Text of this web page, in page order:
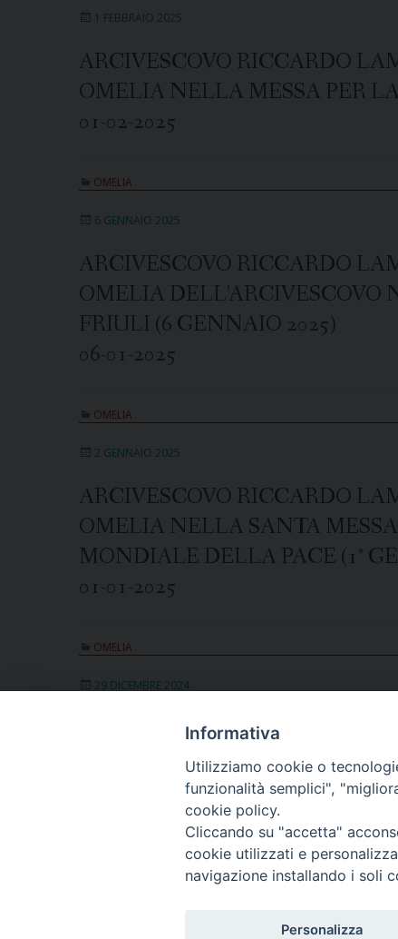
1 FEBBRAIO 2025
ARCIVESCOVO RICCARDO
OMELIA NELLA MESSA PER
01-02-2025
OMELIA
6 GENNAIO 2025
ARCIVESCOVO RICCARDO
OMELIA DELL’ARCIVESCOVO
FRIULI (6 GENNAIO 2025)
06-01-2025
OMELIA
2 GENNAIO 2025
ARCIVESCOVO RICCARDO
OMELIA NELLA SANTA
MONDIALE DELLA PACE (1°
01-01-2025
OMELIA
29 DICEMBRE 2024
ARCIVESCOVO RICCARDO
OMELIA NELLA MESSA DI
« Pagina precedente 1 2 3 Pagina
Piazza Patriarcato, 1
Informativa
Utilizziamo cookie o
funzionalità semplici",
cookie policy.
Cliccando su "accetta"
cookie utilizzati e
navigazione installando i soli
Personalizza